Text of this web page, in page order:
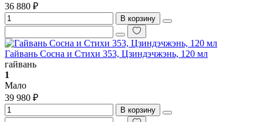
36 880 ₽
В корзину
Гайвань Сосна и Стихи 353, Цзиндэчжэнь, 120 мл
гайвань
1
Мало
39 980 ₽
В корзину